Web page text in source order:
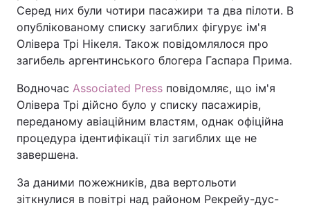
Серед них були чотири пасажири та два пілоти. В
опублікованому списку загиблих фігурує ім'я
Олівера Трі Нікеля. Також повідомлялося про
загибель аргентинського блогера Гаспара Прима.
Водночас Associated Press повідомляє, що ім'я
Олівера Трі дійсно було у списку пасажирів,
переданому авіаційним властям, однак офіційна
процедура ідентифікації тіл загиблих ще не
завершена.
За даними пожежників, два вертольоти
зіткнулися в повітрі над районом Рекрейу-дус-